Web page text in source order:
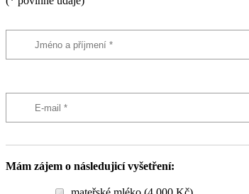
Mám zájem o následujicí vyšetření: